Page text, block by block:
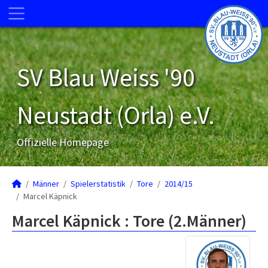
SV Blau Weiss '90
Neustadt (Orla) e.V.
Offizielle Homepage
Männer Spielerstatistik Tore
2014/15
Marcel Käpnick
Marcel Käpnick : Tore (2.Männer)